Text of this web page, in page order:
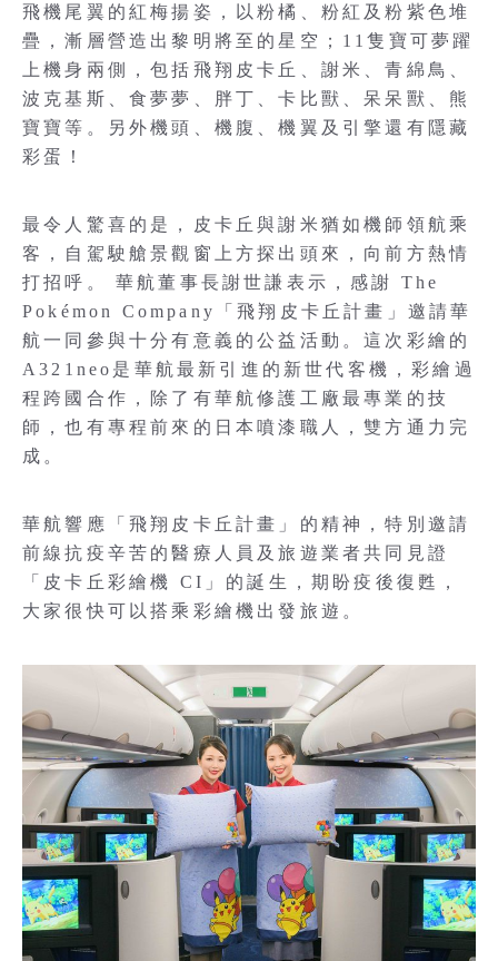
飛機尾翼的紅梅揚姿，以粉橘、粉紅及粉紫色堆
疊，漸層營造出黎明將至的星空；11隻寶可夢躍
上機身兩側，包括飛翔皮卡丘、謝米、青綿鳥、
波克基斯、食夢夢、胖丁、卡比獸、呆呆獸、熊
寶寶等。另外機頭、機腹、機翼及引擎還有隱藏
彩蛋！
最令人驚喜的是，皮卡丘與謝米猶如機師領航乘
客，自駕駛艙景觀窗上方探出頭來，向前方熱情
打招呼。 華航董事長謝世謙表示，感謝 The
Pokémon Company「飛翔皮卡丘計畫」邀請華
航一同參與十分有意義的公益活動。這次彩繪的
A321neo是華航最新引進的新世代客機，彩繪過
程跨國合作，除了有華航修護工廠最專業的技
師，也有專程前來的日本噴漆職人，雙方通力完
成。
華航響應「飛翔皮卡丘計畫」的精神，特別邀請
前線抗疫辛苦的醫療人員及旅遊業者共同見證
「皮卡丘彩繪機 CI」的誕生，期盼疫後復甦，
大家很快可以搭乘彩繪機出發旅遊。